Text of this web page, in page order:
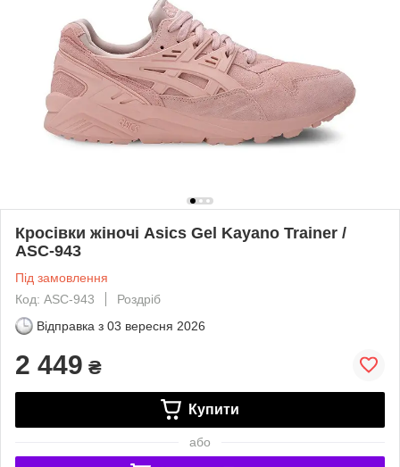
Кросівки жіночі Asics Gel Kayano Trainer /
ASC-943
Під замовлення
Код: ASC-943
Роздріб
Відправка з 03 вересня 2026
2 449 ₴
Купити
або